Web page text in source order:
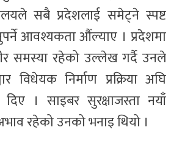
सबै प्रदेशलाई समेट्ने स्पष्ट
आवश्यकता औंल्याए । प्रदेशमा
समस्या रहेको उल्लेख गर्दै उनले
विधेयक निर्माण प्रक्रिया अघि
। साइबर सुरक्षाजस्ता नयाँ
रहेको उनको भनाइ थियो ।